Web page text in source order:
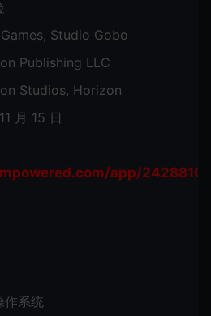
Studio Gobo
Publishing LLC
Studios, Horizon
月 15 日
app/2428810/
作系统